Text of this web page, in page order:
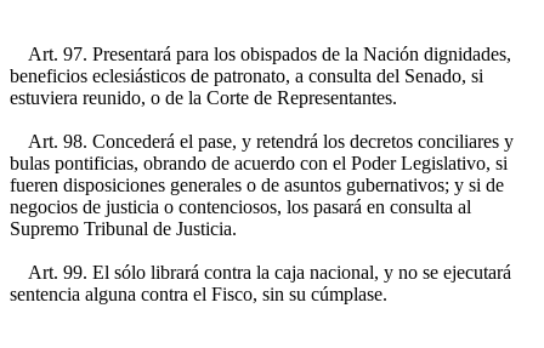
Art. 97. Presentará para los obispados de la Nación dignidades,
beneficios eclesiásticos de patronato, a consulta del Senado, si
estuviera reunido, o de la Corte de Representantes.
Art. 98. Concederá el pase, y retendrá los decretos conciliares y
bulas pontificias, obrando de acuerdo con el Poder Legislativo, si
fueren disposiciones generales o de asuntos gubernativos; y si de
negocios de justicia o contenciosos, los pasará en consulta al
Supremo Tribunal de Justicia.
Art. 99. El sólo librará contra la caja nacional, y no se ejecutará
sentencia alguna contra el Fisco, sin su cúmplase.